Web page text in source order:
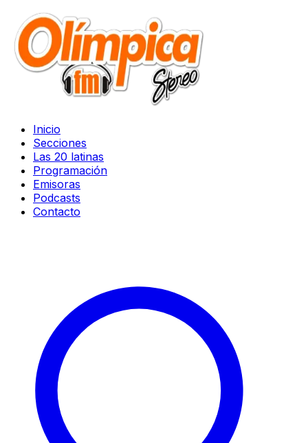
Inicio
Secciones
Las 20 latinas
Programación
Emisoras
Podcasts
Contacto